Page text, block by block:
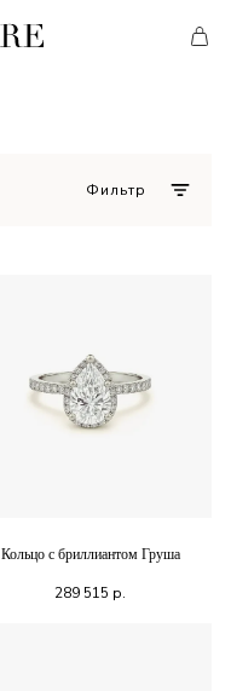
Фильтр
Кольцо с бриллиантом Груша
289 515 р.